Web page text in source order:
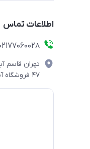
اطلاعات تماس
۰۲۱۷۷۰۶۰۰۲۸ ـ
تهران قاسم
۴۷ فروشگاه آبتین